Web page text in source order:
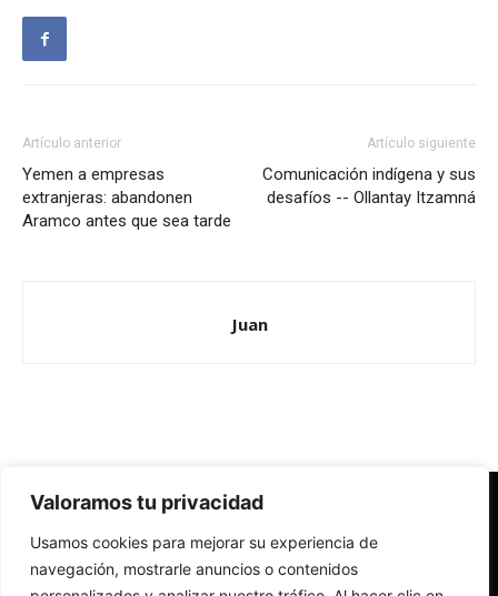
Valoramos tu privacidad
Usamos cookies para mejorar su experiencia de
navegación, mostrarle anuncios o contenidos
Artículo anterior
Yemen a empresas
extranjeras: abandonen
Aramco antes que sea tarde
Artículo siguiente
Comunicación indígena y sus
desafíos -- Ollantay Itzamná
Juan
Redes Cristianas
Una mirada alternativa sobre la Iglesia católica y la sociedad
- Colectivos de Redes Cristianas